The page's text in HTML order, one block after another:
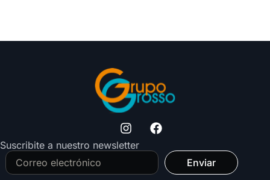
Suscribite a nuestro newsletter
Enviar